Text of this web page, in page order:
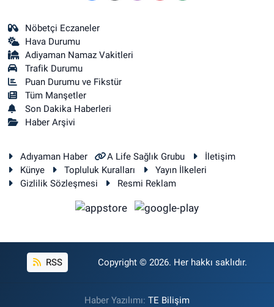
Nöbetçi Eczaneler
Hava Durumu
Adiyaman Namaz Vakitleri
Trafik Durumu
Puan Durumu ve Fikstür
Tüm Manşetler
Son Dakika Haberleri
Haber Arşivi
Adıyaman Haber A Life Sağlık Grubu
İletişim
Künye
Topluluk Kuralları
Yayın İlkeleri
Gizlilik Sözleşmesi
Resmi Reklam
RSS Copyright © 2026. Her hakkı saklıdır.
Haber Yazılımı: TE Bilişim